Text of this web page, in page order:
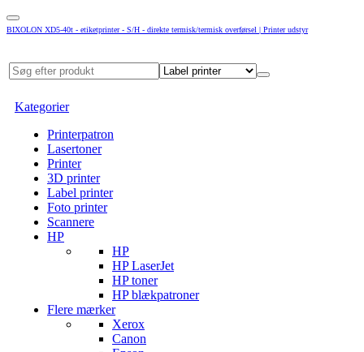
BIXOLON XD5-40t - etiketprinter - S/H - direkte termisk/termisk overførsel | Printer udstyr
Kategorier
Printerpatron
Lasertoner
Printer
3D printer
Label printer
Foto printer
Scannere
HP
HP
HP LaserJet
HP toner
HP blækpatroner
Flere mærker
Xerox
Canon